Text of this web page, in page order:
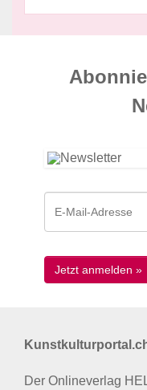
Der Onlineverlag